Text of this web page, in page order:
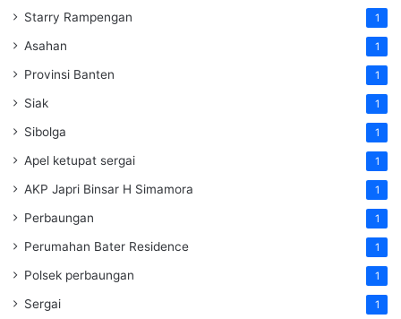
Starry Rampengan 1
Asahan 1
Provinsi Banten 1
Siak 1
Sibolga 1
Apel ketupat sergai 1
AKP Japri Binsar H Simamora 1
Perbaungan 1
Perumahan Bater Residence 1
Polsek perbaungan 1
Sergai 1